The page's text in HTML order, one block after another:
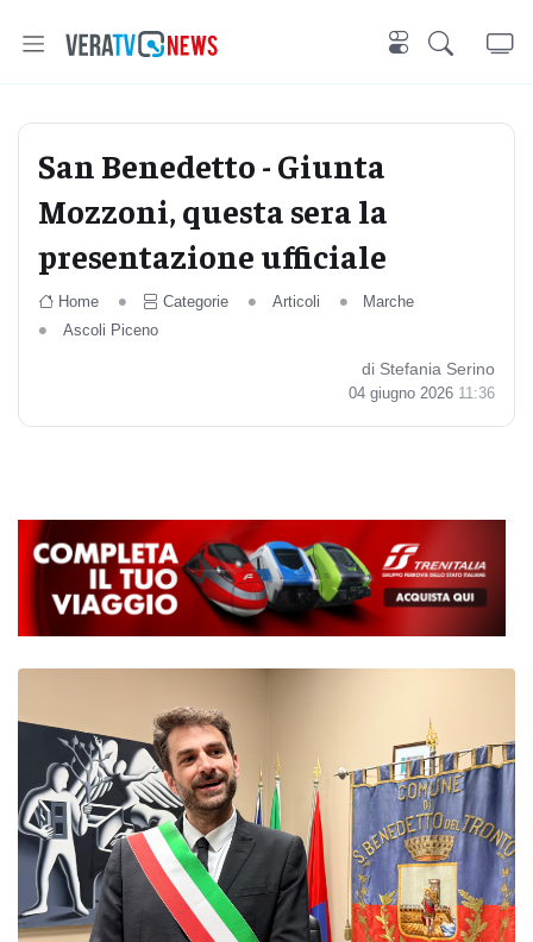
San Benedetto - Giunta
Mozzoni, questa sera la
presentazione ufficiale
Home Categorie Articoli
Marche
Ascoli Piceno
di Stefania Serino
04 giugno 2026 11:36